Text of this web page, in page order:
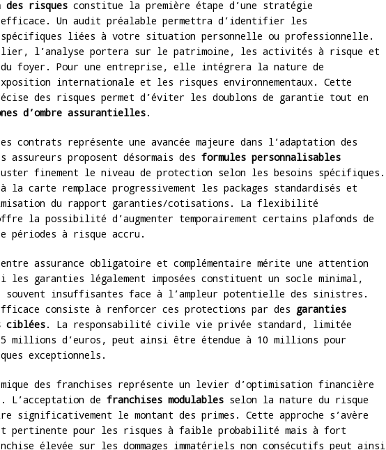
des risques constitue la première étape d’une stratégie
Un audit préalable permettra d’identifier les
liées à votre situation personnelle ou professionnelle.
l’analyse portera sur le patrimoine, les activités à risque et
foyer. Pour une entreprise, elle intégrera la nature de
internationale et les risques environnementaux. Cette
des risques permet d’éviter les doublons de garantie tout en
d’ombre assurantielles.
contrats représente une avancée majeure dans l’adaptation des
assureurs proposent désormais des formules personnalisables
finement le niveau de protection selon les besoins spécifiques.
la carte remplace progressivement les packages standardisés et
du rapport garanties/cotisations. La flexibilité
la possibilité d’augmenter temporairement certains plafonds de
périodes à risque accru.
assurance obligatoire et complémentaire mérite une attention
garanties légalement imposées constituent un socle minimal,
souvent insuffisantes face à l’ampleur potentielle des sinistres.
consiste à renforcer ces protections par des garanties
ciblées. La responsabilité civile vie privée standard, limitée
5 millions d’euros, peut ainsi être étendue à 10 millions pour
exceptionnels.
des franchises représente un levier d’optimisation financière
L’acceptation de franchises modulables selon la nature du risque
significativement le montant des primes. Cette approche s’avère
pertinente pour les risques à faible probabilité mais à fort
élevée sur les dommages immatériels non consécutifs peut ainsi